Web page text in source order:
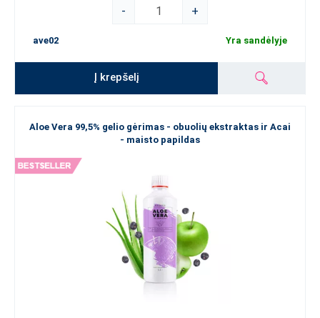
-
+
ave02 Yra sandėlyje
Į krepšelį
Aloe Vera 99,5% gelio gėrimas - obuolių ekstraktas ir Acai
- maisto papildas